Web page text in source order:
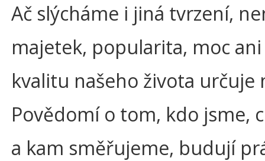
Ač slýcháme i jiná tvrzení,
majetek, popularita, moc ani
kvalitu našeho života určuje
Povědomí o tom, kdo jsme,
a kam směřujeme, budují